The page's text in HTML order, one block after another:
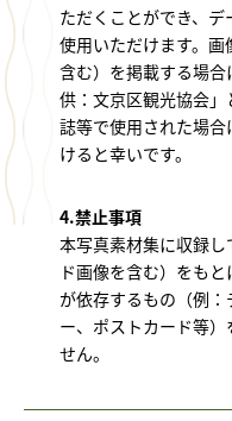
ただくことができ、
使用いただけます。
含む）を掲載する場
供：文京区観光協会
誌等で使用された場
けると幸いです。
4.禁止事項
本写真素材集に収録
ド画像を含む）をも
が依存するもの（例
ー、ポストカード等
せん。